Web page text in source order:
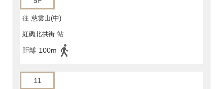
往 慈雲山(中)
紅磡北拱街 站
距離 100m
11